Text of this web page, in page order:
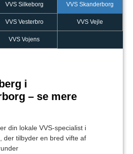
VVS Silkeborg VVS Skanderborg
VVS Vesterbro VVS Vejle
VVS Vojens
i
– se mere
din lokale VVS-specialist i
der tilbyder en bred vifte af